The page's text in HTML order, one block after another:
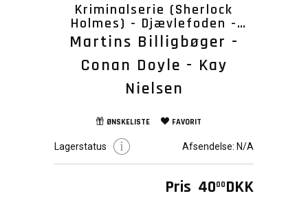
Kriminalserie (Sherlock
Holmes) - Djævlefoden -
1965
Martins Billigbøger -
Conan Doyle - Kay
Nielsen
ØNSKELISTE FAVORIT
Lagerstatus Afsendelse: N/A
Pris 4000 DKK